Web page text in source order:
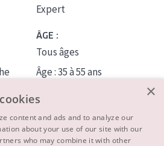
Expert
ÂGE :
Tous âges
Âge : 35 à 55 ans
×
content and ads and to analyze our
about your use of our site with our
who may combine it with other